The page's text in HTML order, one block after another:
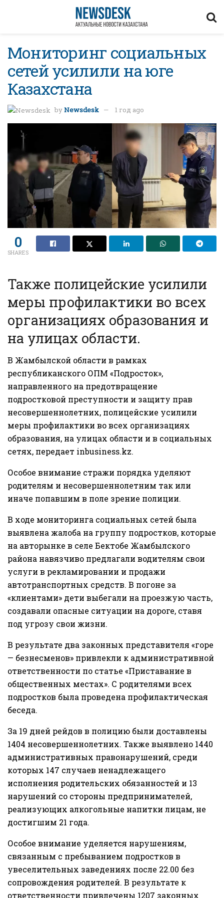
Мониторинг социальных
сетей усилили на юге
Казахстана
byNewsdesk 1 год ago
0
SHARES
Также полицейские усилили
меры профилактики во всех
организациях образования и
на улицах области.
В Жамбылской области в рамках
республиканского ОПМ «Подросток»,
направленного на предотвращение
подростковой преступности и защиту прав
несовершеннолетних, полицейские усилили
меры профилактики во всех организациях
образования, на улицах области и в социальных
сетях, передает inbusiness.kz.
Особое внимание стражи порядка уделяют
родителям и несовершеннолетним так или
иначе попавшим в поле зрение полиции.
В ходе мониторинга социальных сетей была
выявлена жалоба на группу подростков, которые
на авторынке в селе Бектобе Жамбылского
района навязчиво предлагали водителям свои
услуги в рекламировании и продажи
автотранспортных средств. В погоне за
«клиентами» дети выбегали на проезжую часть,
создавали опасные ситуации на дороге, ставя
под угрозу свои жизни.
В результате два законных представителя «горе
— безнесменов» привлекли к административной
ответственности по статье «Приставание в
общественных местах». С родителями всех
подростков была проведена профилактическая
беседа.
За 19 дней рейдов в полицию были доставлены
1404 несовершеннолетних. Также выявлено 1440
административных правонарушений, среди
которых 147 случаев ненадлежащего
исполнения родительских обязанностей и 13
нарушений со стороны предпринимателей,
реализующих алкогольные напитки лицам, не
достигшим 21 года.
Особое внимание уделяется нарушениям,
связанным с пребыванием подростков в
увеселительных заведениях после 22.00 без
сопровождения родителей. В результате к
ответственности привлечены 1207 законных